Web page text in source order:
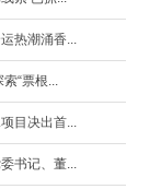
热潮涌香...
“票根...
目决出首...
书记、董...